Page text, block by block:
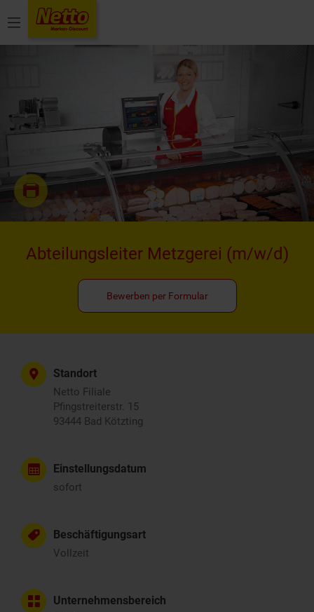
Menü
Abteilungsleiter Metzgerei (m/w/d)
Bewerben per Formular
Standort
Netto Filiale
Pfingstreiterstr. 15
93444 Bad Kötzting
Einstellungsdatum
sofort
Beschäftigungsart
Vollzeit
Unternehmensbereich